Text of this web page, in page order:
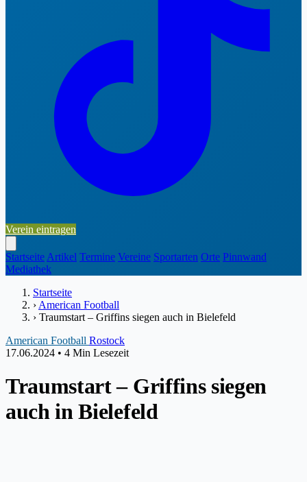
Verein eintragen
Startseite Artikel Termine Vereine Sportarten Orte Pinnwand
Mediathek
Startseite
› American Football
› Traumstart – Griffins siegen auch in Bielefeld
American Football Rostock
17.06.2024 • 4 Min Lesezeit
Traumstart – Griffins siegen
auch in Bielefeld